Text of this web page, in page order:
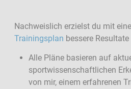
Nachweislich erzielst du mit
Trainingsplan bessere
Alle Pläne basieren auf
sportwissenschaftlichen
von mir, einem erfahrenen